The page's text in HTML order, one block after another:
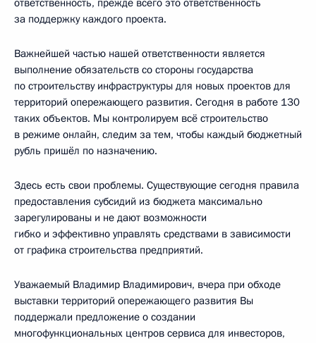
за поддержку каждого проекта.
Важнейшей частью нашей ответственности является
выполнение обязательств со стороны государства
по строительству инфраструктуры для новых проектов для
территорий опережающего развития. Сегодня в работе 130
таких объектов. Мы контролируем всё строительство
в режиме онлайн, следим за тем, чтобы каждый бюджетный
рубль пришёл по назначению.
Здесь есть свои проблемы. Существующие сегодня правила
предоставления субсидий из бюджета максимально
зарегулированы и не дают возможности
гибко и эффективно управлять средствами в зависимости
от графика строительства предприятий.
Уважаемый Владимир Владимирович, вчера при обходе
выставки территорий опережающего развития Вы
поддержали предложение о создании
многофункциональных центров сервиса для инвесторов,